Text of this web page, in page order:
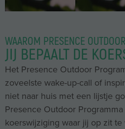
WAAROM PRESENCE OUTDOOR
JIJ BEPAALT DE
Het Presence Outdoor
zoveelste wake-up-call of
niet naar huis met een lijstje
Presence Outdoor
koerswijziging waar jij op zit te